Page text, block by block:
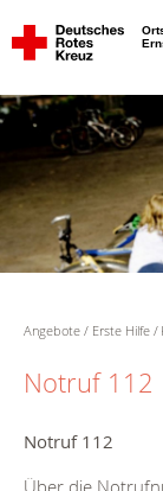
Angebote Erste Hilfe
Notruf 112
Notruf 112
Über die